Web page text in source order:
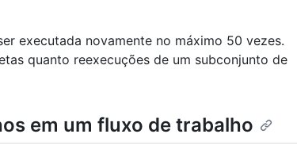
executada novamente no máximo 50 vezes.
quanto reexecuções de um subconjunto de
em um fluxo de trabalho